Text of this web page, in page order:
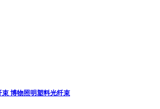
博物照明塑料光纤束